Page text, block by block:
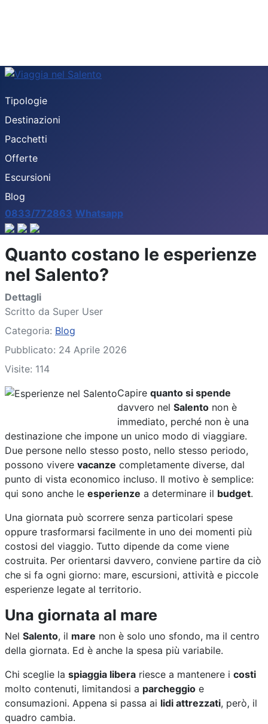
Tipologie
Destinazioni
Pacchetti
Offerte
Escursioni
Blog
0833/772863 Whatsapp
Quanto costano le esperienze
nel Salento?
Dettagli
Scritto da Super User
Categoria: Blog
Pubblicato: 24 Aprile 2026
Visite: 114
Capire quanto si spende
davvero nel Salento non è
immediato, perché non è una
destinazione che impone un unico modo di viaggiare.
Due persone nello stesso posto, nello stesso periodo,
possono vivere vacanze completamente diverse, dal
punto di vista economico incluso. Il motivo è semplice:
qui sono anche le esperienze a determinare il budget.
Una giornata può scorrere senza particolari spese
oppure trasformarsi facilmente in uno dei momenti più
costosi del viaggio. Tutto dipende da come viene
costruita. Per orientarsi davvero, conviene partire da ciò
che si fa ogni giorno: mare, escursioni, attività e piccole
esperienze legate al territorio.
Una giornata al mare
Nel Salento, il mare non è solo uno sfondo, ma il centro
della giornata. Ed è anche la spesa più variabile.
Chi sceglie la spiaggia libera riesce a mantenere i costi
molto contenuti, limitandosi a parcheggio e
consumazioni. Appena si passa ai lidi attrezzati, però, il
quadro cambia.